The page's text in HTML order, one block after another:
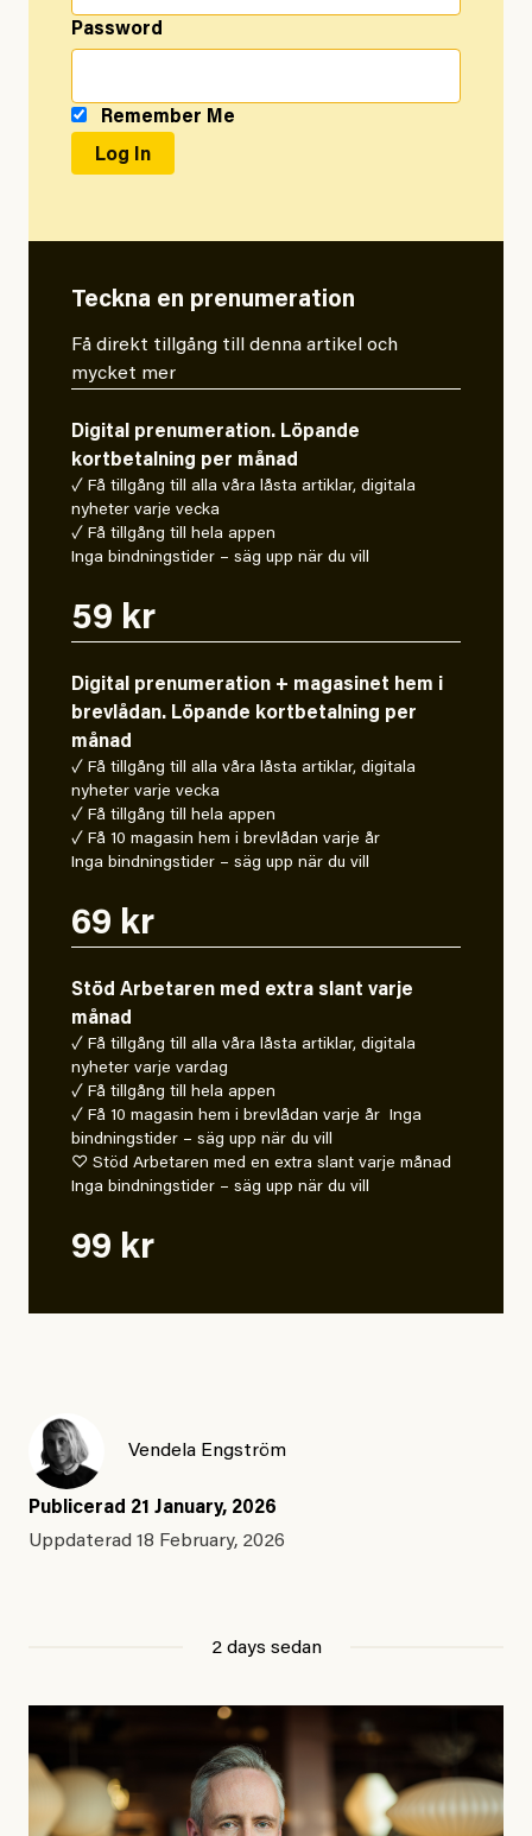
Password
Remember Me
Teckna en prenumeration
Få direkt tillgång till denna artikel och
mycket mer
Digital prenumeration. Löpande
kortbetalning per månad
✓ Få tillgång till alla våra låsta artiklar, digitala
nyheter varje vecka
✓ Få tillgång till hela appen
Inga bindningstider – säg upp när du vill
59 kr
Digital prenumeration + magasinet hem i
brevlådan. Löpande kortbetalning per
månad
✓ Få tillgång till alla våra låsta artiklar, digitala
nyheter varje vecka
✓ Få tillgång till hela appen
✓ Få 10 magasin hem i brevlådan varje år
Inga bindningstider – säg upp när du vill
69 kr
Stöd Arbetaren med extra slant varje
månad
✓ Få tillgång till alla våra låsta artiklar, digitala
nyheter varje vardag
✓ Få tillgång till hela appen
✓ Få 10 magasin hem i brevlådan varje år Inga
bindningstider – säg upp när du vill
♡ Stöd Arbetaren med en extra slant varje månad
Inga bindningstider – säg upp när du vill
99 kr
Vendela Engström
Publicerad 21 January, 2026
Uppdaterad 18 February, 2026
2 days sedan